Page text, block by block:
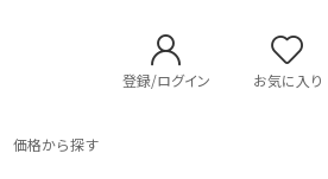
登録/ログイン お気に入り
価格から探す